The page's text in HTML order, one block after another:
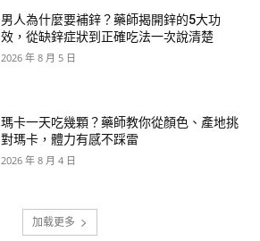
男人為什麼要補鋅？藥師揭開鋅的5大功
效，從缺鋅症狀到正確吃法一次說清楚
2026 年 8 月 5 日
瑪卡一天吃幾顆？藥師教你從顏色、產地挑
對瑪卡，體力有感不踩雷
2026 年 8 月 4 日
加载更多